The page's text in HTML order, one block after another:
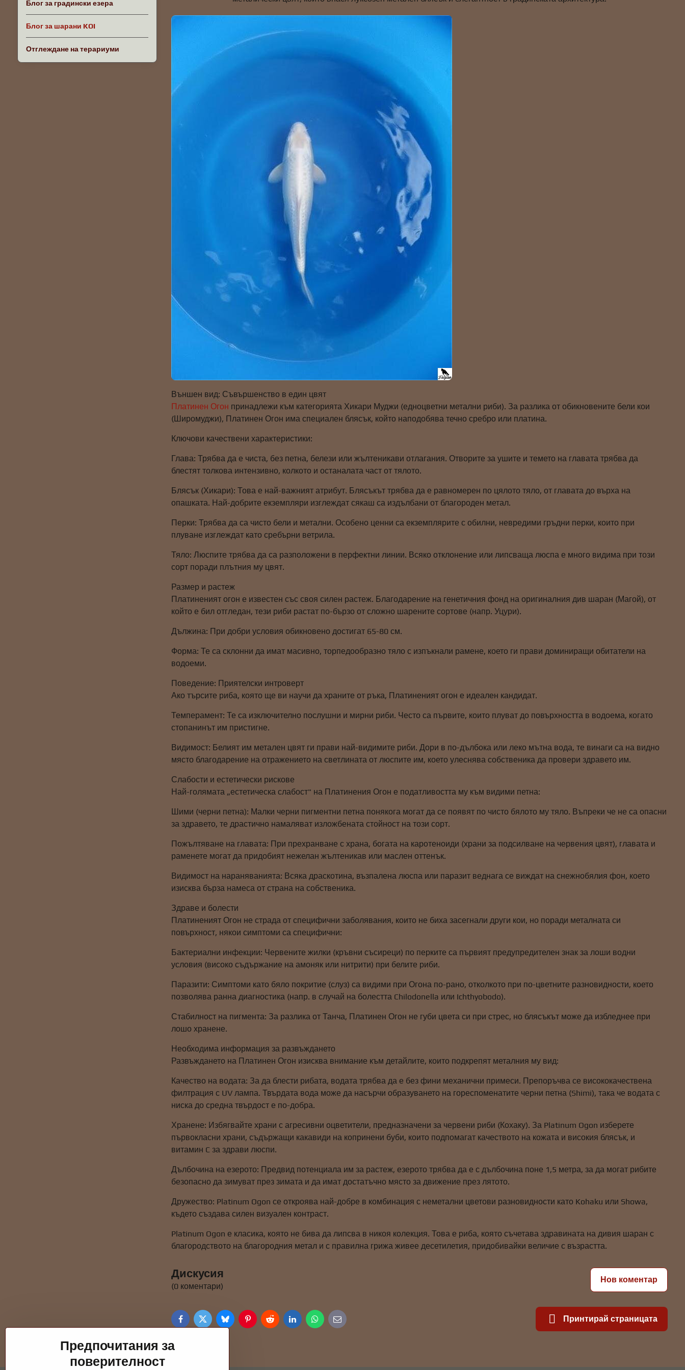
Външен вид: Съвършенство в един цвят
Платинен Огон принадлежи към категорията Хикари Муджи (едноцветни метални риби). За разлика от обикновените бели кои
(Широмуджи), Платинен Огон има специален блясък, който наподобява течно сребро или платина.
Ключови качествени характеристики:
Глава: Трябва да е чиста, без петна, белези или жълтеникави отлагания. Отворите за ушите и темето на главата трябва да
блестят толкова интензивно, колкото и останалата част от тялото.
Блясък (Хикари): Това е най-важният атрибут. Блясъкът трябва да е равномерен по цялото тяло, от главата до върха на
опашката. Най-добрите екземпляри изглеждат сякаш са издълбани от благороден метал.
Перки: Трябва да са чисто бели и метални. Особено ценни са екземплярите с обилни, невредими гръдни перки, които при
плуване изглеждат като сребърни ветрила.
Тяло: Люспите трябва да са разположени в перфектни линии. Всяко отклонение или липсваща люспа е много видима при този
сорт поради плътния му цвят.
Размер и растеж
Платиненият огон е известен със своя силен растеж. Благодарение на генетичния фонд на оригиналния див шаран (Магой), от
който е бил отгледан, тези риби растат по-бързо от сложно шарените сортове (напр. Уцури).
Дължина: При добри условия обикновено достигат 65-80 см.
Форма: Те са склонни да имат масивно, торпедообразно тяло с изпъкнали рамене, което ги прави доминиращи обитатели на
водоеми.
Поведение: Приятелски интроверт
Ако търсите риба, която ще ви научи да храните от ръка, Платиненият огон е идеален кандидат.
Темперамент: Те са изключително послушни и мирни риби. Често са първите, които плуват до повърхността в водоема, когато
стопанинът им пристигне.
Видимост: Белият им метален цвят ги прави най-видимите риби. Дори в по-дълбока или леко мътна вода, те винаги са на видно
място благодарение на отражението на светлината от люспите им, което улеснява собственика да провери здравето им.
Слабости и естетически рискове
Най-голямата „естетическа слабост" на Платинения Огон е податливостта му към видими петна:
Шими (черни петна): Малки черни пигментни петна понякога могат да се появят по чисто бялото му тяло. Въпреки че не са опасни
за здравето, те драстично намаляват изложбената стойност на този сорт.
Пожълтяване на главата: При прехранване с храна, богата на каротеноиди (храни за подсилване на червения цвят), главата и
раменете могат да придобият нежелан жълтеникав или маслен оттенък.
Видимост на нараняванията: Всяка драскотина, възпалена люспа или паразит веднага се виждат на снежнобялия фон, което
изисква бърза намеса от страна на собственика.
Здраве и болести
Платиненият Огон не страда от специфични заболявания, които не биха засегнали други кои, но поради металната си
повърхност, някои симптоми са специфични:
Бактериални инфекции: Червените жилки (кръвни съсиреци) по перките са първият предупредителен знак за лоши водни
условия (високо съдържание на амоняк или нитрити) при белите риби.
Паразити: Симптоми като бяло покритие (слуз) са видими при Огона по-рано, отколкото при по-цветните разновидности, което
позволява ранна диагностика (напр. в случай на болестта Chilodonella или Ichthyobodo).
Стабилност на пигмента: За разлика от Танча, Платинен Огон не губи цвета си при стрес, но блясъкът може да избледнее при
лошо хранене.
Необходима информация за развъждането
Развъждането на Платинен Огон изисква внимание към детайлите, които подкрепят металния му вид:
Качество на водата: За да блести рибата, водата трябва да е без фини механични примеси. Препоръчва се висококачествена
филтрация с UV лампа. Твърдата вода може да насърчи образуването на гореспоменатите черни петна (Shimi), така че водата с
ниска до средна твърдост е по-добра.
Хранене: Избягвайте храни с агресивни оцветители, предназначени за червени риби (Кохаку). За Platinum Ogon изберете
първокласни храни, съдържащи какавиди на копринени буби, които подпомагат качеството на кожата и високия блясък, и
витамин C за здрави люспи.
Дълбочина на езерото: Предвид потенциала им за растеж, езерото трябва да е с дълбочина поне 1,5 метра, за да могат рибите
безопасно да зимуват през зимата и да имат достатъчно място за движение през лятото.
Дружество: Platinum Ogon се откроява най-добре в комбинация с неметални цветови разновидности като Kohaku или Showa,
където създава силен визуален контраст.
Platinum Ogon е класика, която не бива да липсва в никоя колекция. Това е риба, която съчетава здравината на дивия шаран с
благородството на благородния метал и с правилна грижа живее десетилетия, придобивайки величие с възрастта.
Дискусия
(0 коментари)
Нов коментар
FacebookTwitterBlueskyPinterestRedditLinkedInWhatsApp
E-
mail
Принтирай страницата
Блог за градински езера
Блог за шарани KOI
Отглеждане на терариуми
Предпочитания за
поверителност